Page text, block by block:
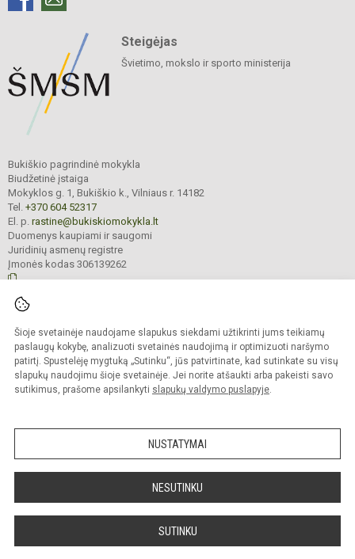
Šioje svetainėje naudojame slapukus siekdami užtikrinti jums teikiamų
paslaugų kokybę, analizuoti svetainės naudojimą ir optimizuoti naršymo
patirtį. Spustelėję mygtuką „Sutinku“, jūs patvirtinate, kad sutinkate su visų
slapukų naudojimu šioje svetainėje. Jei norite atšaukti arba pakeisti savo
sutikimus, prašome apsilankyti slapukų valdymo puslapyje.
NUSTATYMAI
NESUTINKU
SUTINKU
Steigėjas
Švietimo, mokslo ir sporto ministerija
Bukiškio pagrindinė mokykla
Biudžetinė įstaiga
Mokyklos g. 1, Bukiškio k., Vilniaus r. 14182
Tel. +370 604 52317
El. p. rastine@bukiskiomokykla.lt
Duomenys kaupiami ir saugomi
Juridinių asmenų registre
Įmonės kodas 306139262
Kopijuoti turinį be raštiško Bukiškio pagrindinės mokyklos administracijos
sutikimo griežtai draudžiama.
Prieinamumo paraiška Slapukų valdymas
Sumanus būdas atnaujinti